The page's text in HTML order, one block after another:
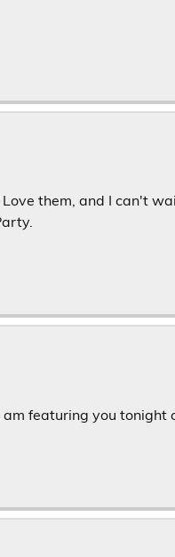
them, and I can't
featuring you